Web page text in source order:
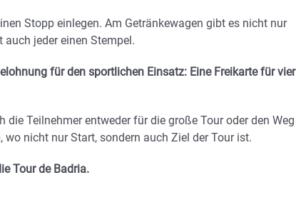
Stopp einlegen. Am Getränkewagen gibt es nicht nur
jeder einen Stempel.
für den sportlichen Einsatz: Eine Freikarte für vier
die Teilnehmer entweder für die große Tour oder den Weg
nicht nur Start, sondern auch Ziel der Tour ist.
Tour de Badria.